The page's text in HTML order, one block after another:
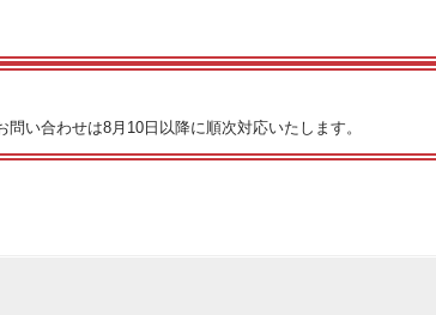
い合わせは8月10日以降に順次対応いたします。